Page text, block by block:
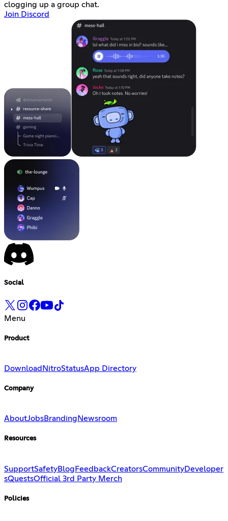
clogging up a group chat.
Join Discord
Social
Menu
Product
Download NitroStatusApp Directory
Company
AboutJobsBranding Newsroom
Resources
SupportSafetyBlog FeedbackCreatorsCommunityDeveloper
sQuestsOfficial 3rd Party Merch
Policies